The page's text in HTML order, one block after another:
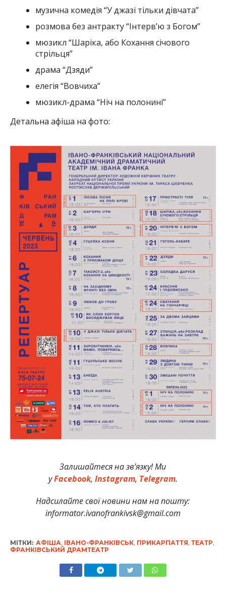
музична комедія “У джазі тільки дівчата”
розмова без антракту “Інтерв’ю з Богом”
мюзикл “Шаріка, або Кохання січового
стрільця”
драма “Дзяди”
елегія “Вовчиха”
мюзикл-драма “Ніч на полонині”
Детальна афіша на фото:
Залишайтеся на зв’язку! Ми
уFacebook, Instagram, Telegram.
Надсилайте свої новини нам на пошту:
informator.ivanofrankivsk@gmail.com
МІТКИ: АФІША, ІВАНО-ФРАНКІВСЬК, ПРИКАРПАТТЯ, ТЕАТР,
ФРАНКІВСЬКИЙ ДРАМТЕАТР